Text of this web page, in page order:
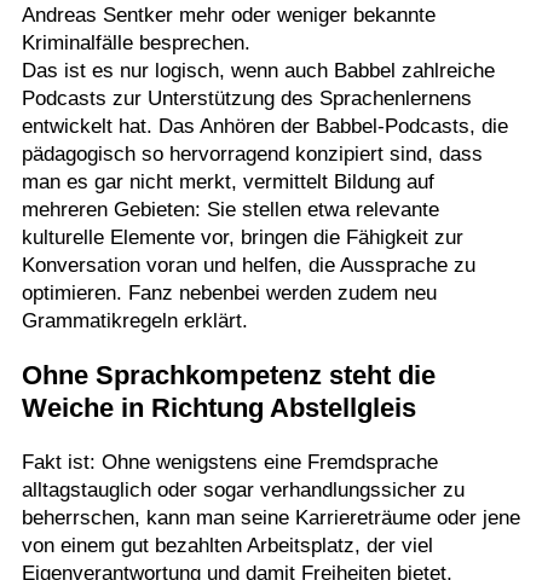
Andreas Sentker mehr oder weniger bekannte
Kriminalfälle besprechen.
Das ist es nur logisch, wenn auch Babbel zahlreiche
Podcasts zur Unterstützung des Sprachenlernens
entwickelt hat. Das Anhören der Babbel-Podcasts, die
pädagogisch so hervorragend konzipiert sind, dass
man es gar nicht merkt, vermittelt Bildung auf
mehreren Gebieten: Sie stellen etwa relevante
kulturelle Elemente vor, bringen die Fähigkeit zur
Konversation voran und helfen, die Aussprache zu
optimieren. Fanz nebenbei werden zudem neu
Grammatikregeln erklärt.
Ohne Sprachkompetenz steht die
Weiche in Richtung Abstellgleis
Fakt ist: Ohne wenigstens eine Fremdsprache
alltagstauglich oder sogar verhandlungssicher zu
beherrschen, kann man seine Karriereträume oder jene
von einem gut bezahlten Arbeitsplatz, der viel
Eigenverantwortung und damit Freiheiten bietet,